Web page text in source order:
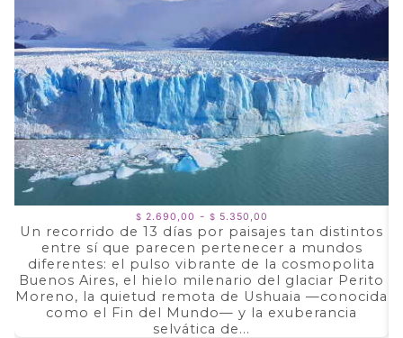
$ 2.690,00 - $ 5.350,00
de
precios:
desde
$ 2.690,00
hasta
$ 5.350,00
Un recorrido de 13 días por paisajes tan distintos
entre sí que parecen pertenecer a mundos
diferentes: el pulso vibrante de la cosmopolita
Buenos Aires, el hielo milenario del glaciar Perito
Moreno, la quietud remota de Ushuaia —conocida
como el Fin del Mundo— y la exuberancia
selvática de...